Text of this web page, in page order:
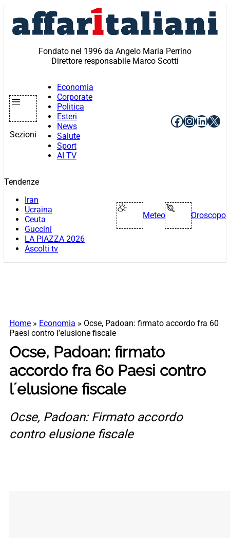
contenuto
Fondato nel 1996 da Angelo Maria Perrino
Direttore responsabile Marco Scotti
Sezioni
Economia
Corporate
Politica
Esteri
News
Salute
Sport
AI TV
Facebook
X
Tendenze
Iran
Ucraina
Ceuta
Guccini
LA PIAZZA 2026
Ascolti tv
Meteo Oroscopo
Home » Economia » Ocse, Padoan: firmato accordo fra 60
Paesi contro lʼelusione fiscale
Ocse, Padoan: firmato
accordo fra 60 Paesi contro
lʼelusione fiscale
Ocse, Padoan: Firmato accordo
contro elusione fiscale